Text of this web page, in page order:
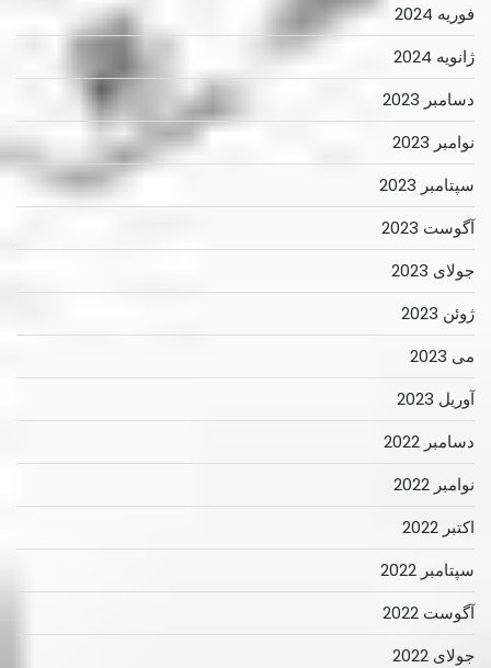
فوریه 2024
ژانویه 2024
دسامبر 2023
نوامبر 2023
سپتامبر 2023
آگوست 2023
جولای 2023
ژوئن 2023
می 2023
آوریل 2023
دسامبر 2022
نوامبر 2022
اکتبر 2022
سپتامبر 2022
آگوست 2022
جولای 2022